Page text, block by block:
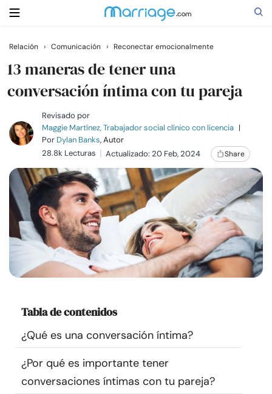
Buscar
Casarse
Relaciones
Familia
Ayuda
Cursos
Comunidad
Encuentra un terapeuta
Idioma
Relación › Comunicación › Reconectar emocionalmente
13 maneras de tener una
conversación íntima con tu pareja
Revisado por
Maggie Martínez, Trabajador social clínico con licencia |
Por Dylan Banks, Autor
28.8k Lecturas
Actualizado: 20 Feb, 2024 Share
Tabla de contenidos
¿Qué es una conversación íntima?
¿Por qué es importante tener
conversaciones íntimas con tu pareja?